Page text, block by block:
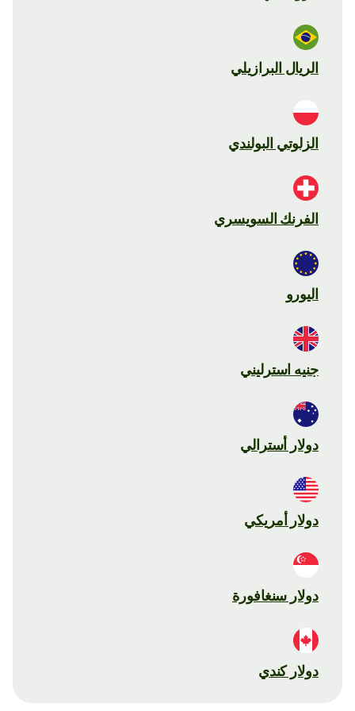
الريال البرازيلي
الزلوتي البولندي
الفرنك السويسري
اليورو
جنيه استرليني
دولار أسترالي
دولار أمريكي
دولار سنغافورة
دولار كندي